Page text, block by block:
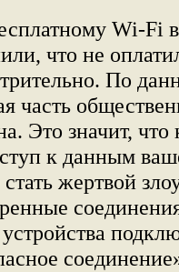
Wi-Fi
что не
По
часть
Это значит,
к данным
жертвой